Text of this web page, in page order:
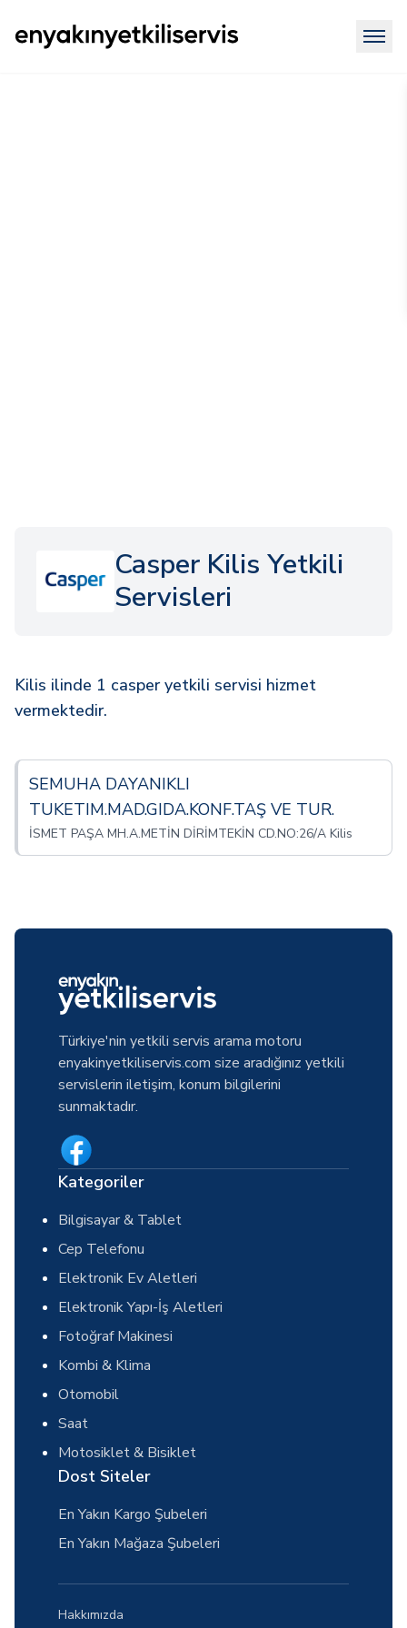
Casper Kilis Yetkili
Servisleri
Kilis ilinde 1 casper yetkili servisi hizmet
vermektedir.
SEMUHA DAYANIKLI
TUKETIM.MAD.GIDA.KONF.TAŞ VE TUR.
İSMET PAŞA MH.A.METİN DİRİMTEKİN CD.NO:26/A Kilis
Türkiye'nin yetkili servis arama motoru
enyakinyetkiliservis.com size aradığınız yetkili
servislerin iletişim, konum bilgilerini
sunmaktadır.
Kategoriler
Bilgisayar & Tablet
Cep Telefonu
Elektronik Ev Aletleri
Elektronik Yapı-İş Aletleri
Fotoğraf Makinesi
Kombi & Klima
Otomobil
Saat
Motosiklet & Bisiklet
Dost Siteler
En Yakın Kargo Şubeleri
En Yakın Mağaza Şubeleri
Hakkımızda